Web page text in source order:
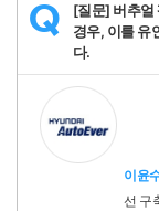
Q
[질문] 버추얼
경우, 이를 유
다.
이윤
선 구